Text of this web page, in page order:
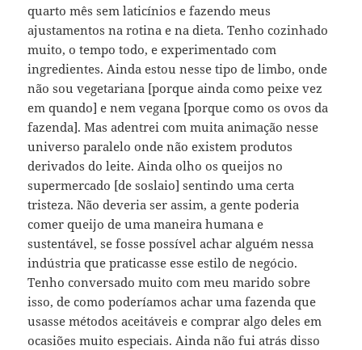
quarto mês sem laticínios e fazendo meus
ajustamentos na rotina e na dieta. Tenho cozinhado
muito, o tempo todo, e experimentado com
ingredientes. Ainda estou nesse tipo de limbo, onde
não sou vegetariana [porque ainda como peixe vez
em quando] e nem vegana [porque como os ovos da
fazenda]. Mas adentrei com muita animação nesse
universo paralelo onde não existem produtos
derivados do leite. Ainda olho os queijos no
supermercado [de soslaio] sentindo uma certa
tristeza. Não deveria ser assim, a gente poderia
comer queijo de uma maneira humana e
sustentável, se fosse possível achar alguém nessa
indústria que praticasse esse estilo de negócio.
Tenho conversado muito com meu marido sobre
isso, de como poderíamos achar uma fazenda que
usasse métodos aceitáveis e comprar algo deles em
ocasiões muito especiais. Ainda não fui atrás disso